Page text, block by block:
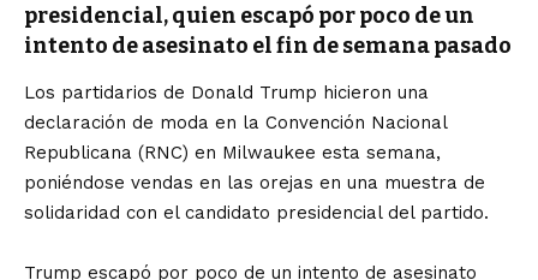
presidencial, quien escapó por poco de un
intento de asesinato el fin de semana pasado
Los partidarios de Donald Trump hicieron una
declaración de moda en la Convención Nacional
Republicana (RNC) en Milwaukee esta semana,
poniéndose vendas en las orejas en una muestra de
solidaridad con el candidato presidencial del partido.
Trump escapó por poco de un intento de asesinato